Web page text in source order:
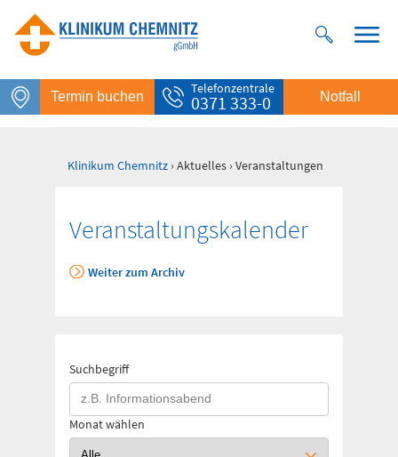
Termin buchen
Telefonzentrale
0371 333-0 Notfall
112
Giftnotruf
0361 730730
Ärztlicher Bereitschaftsdienst
Klinikum Chemnitz › Aktuelles › Veranstaltungen
Veranstaltungs­kalender
Weiter zum Archiv
Suchbegriff
Monat wählen